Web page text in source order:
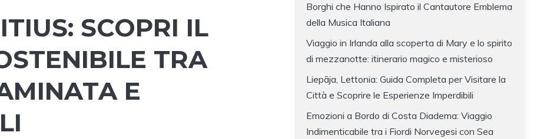
SCOPRI IL
TRA
E
Borghi che Hanno Ispirato il Cantautore Emblema
della Musica Italiana
Viaggio in Irlanda alla scoperta di Mary e lo spirito
di mezzanotte: itinerario magico e misterioso
Liepāja, Lettonia: Guida Completa per Visitare la
Città e Scoprire le Esperienze Imperdibili
Emozioni a Bordo di Costa Diadema: Viaggio
Indimenticabile tra i Fiordi Norvegesi con Sea